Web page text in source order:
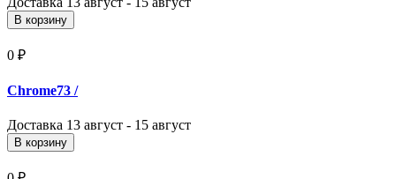
В корзину
0 ₽
Chrome73 /
Доставка 13 август - 15 август
В корзину